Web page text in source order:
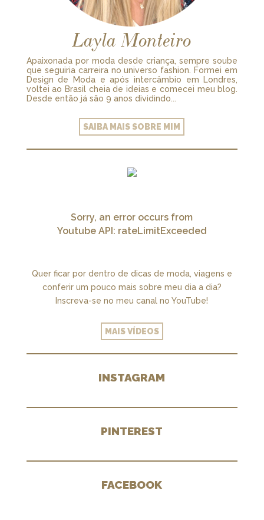
Layla Monteiro
Apaixonada por moda desde criança, sempre soube
que seguiria carreira no universo fashion. Formei em
Design de Moda e após intercâmbio em Londres,
voltei ao Brasil cheia de ideias e comecei meu blog.
Desde então já são 9 anos dividindo...
SAIBA MAIS SOBRE MIM
Sorry, an error occurs from
Youtube API: rateLimitExceeded
Quer ficar por dentro de dicas de moda, viagens e
conferir um pouco mais sobre meu dia a dia?
Inscreva-se no meu canal no YouTube!
MAIS VÍDEOS
INSTAGRAM
PINTEREST
FACEBOOK